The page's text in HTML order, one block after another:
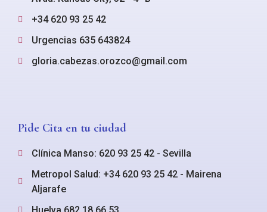
+34 620 93 25 42
Urgencias 635 643824
gloria.cabezas.orozco@gmail.com
Pide Cita en tu ciudad
Clínica Manso: 620 93 25 42 - Sevilla
Metropol Salud: +34 620 93 25 42 - Mairena
Aljarafe